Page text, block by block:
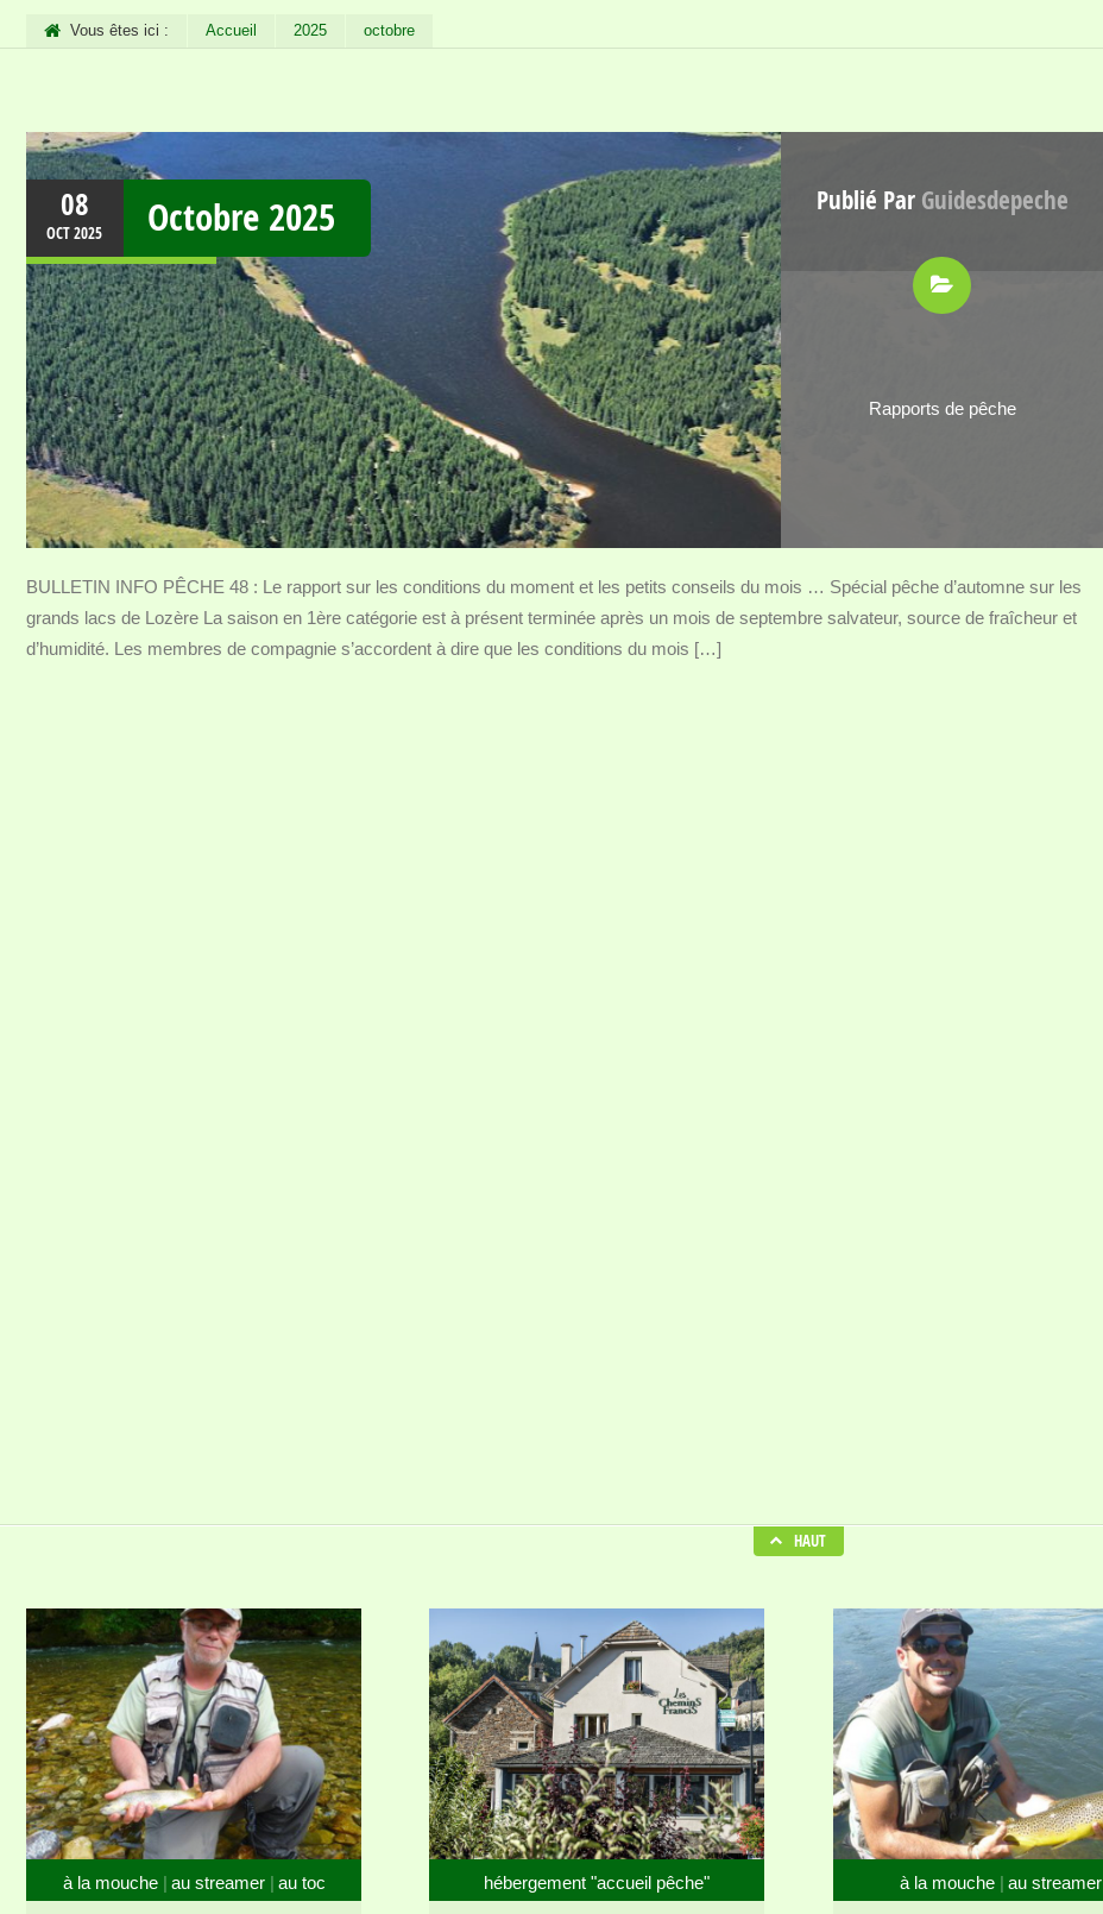
Vous êtes ici : Accueil 2025 octobre
08
OCT2025 Octobre 2025 Publié Par Guidesdepeche
Rapports de pêche
BULLETIN INFO PÊCHE 48 : Le rapport sur les conditions du moment et les petits conseils du mois … Spécial pêche d’automne sur les
grands lacs de Lozère La saison en 1ère catégorie est à présent terminée après un mois de septembre salvateur, source de fraîcheur et
d’humidité. Les membres de compagnie s’accordent à dire que les conditions du mois […]
HAUT
à la mouche au streamer au toc hébergement "accueil pêche" à la mouche au streamer